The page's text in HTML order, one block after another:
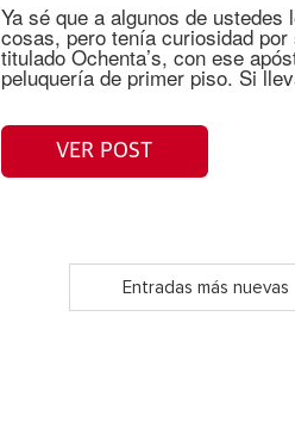
Ya sé que a algunos de
cosas, pero tenía curiosidad
titulado Ochenta’s, con ese
peluquería de primer piso. Si
VER POST
Entradas más nuevas